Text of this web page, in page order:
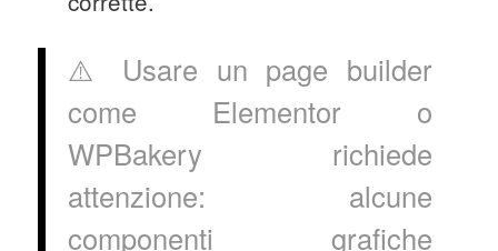
⚠️ Usare un page builder
come Elementor o
WPBakery richiede
attenzione: alcune
componenti grafiche